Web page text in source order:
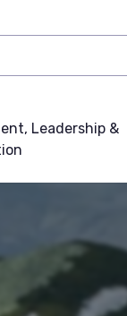
Leadership &